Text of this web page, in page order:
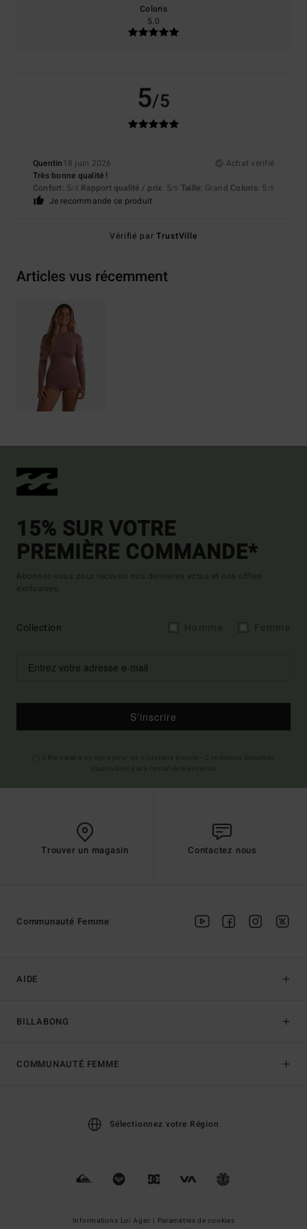
Coloris
5.0
5/5
Quentin 18 juin 2026
Achat vérifié
Très bonne qualité !
Confort: 5/5 Rapport qualité / prix: 5/5 Taille: Grand Coloris: 5 /5
Je recommande ce produit
Vérifié parTrustVille
Articles vus récemment
15% SUR VOTRE
PREMIÈRE COMMANDE*
Abonnez-vous pour recevoir nos dernières actus et nos offres
exclusives.
Collection
S'inscrire
Trouver un magasin Contactez nous
AIDE
BILLABONG
Communauté Femme
COMMUNAUTÉ FEMME
Sélectionnez votre Région
Informations Loi Agec | Paramètres de cookies